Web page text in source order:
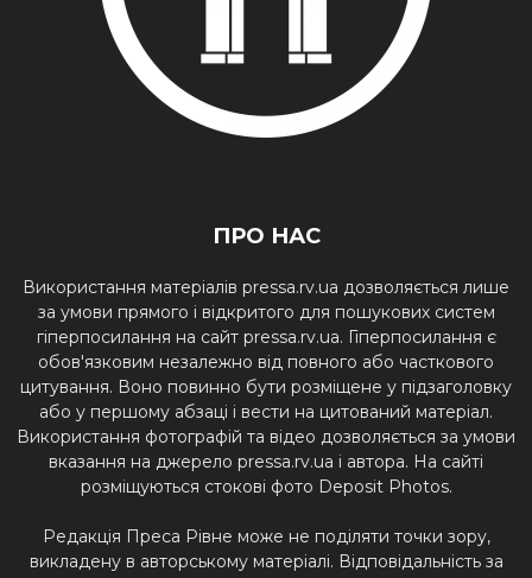
ПРО НАС
Використання матеріалів pressa.rv.ua дозволяється лише
за умови прямого і відкритого для пошукових систем
гіперпосилання на сайт pressa.rv.ua. Гіперпосилання є
обов'язковим незалежно від повного або часткового
цитування. Воно повинно бути розміщене у підзаголовку
або у першому абзаці і вести на цитований матеріал.
Використання фотографій та відео дозволяється за умови
вказання на джерело pressa.rv.ua і автора. На сайті
розміщуються стокові фото Deposit Photos.
Редакція Преса Рівне може не поділяти точки зору,
викладену в авторському матеріалі. Відповідальність за